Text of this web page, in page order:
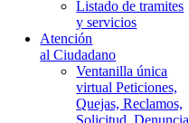
Listado de tramites
y servicios
Atención
al Ciudadano
Ventanilla única
virtual Peticiones,
Quejas, Reclamos,
Solicitud, Denuncia